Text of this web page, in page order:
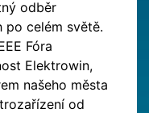
odběr
po celém světě.
Fóra
Elektrowin,
našeho města
od